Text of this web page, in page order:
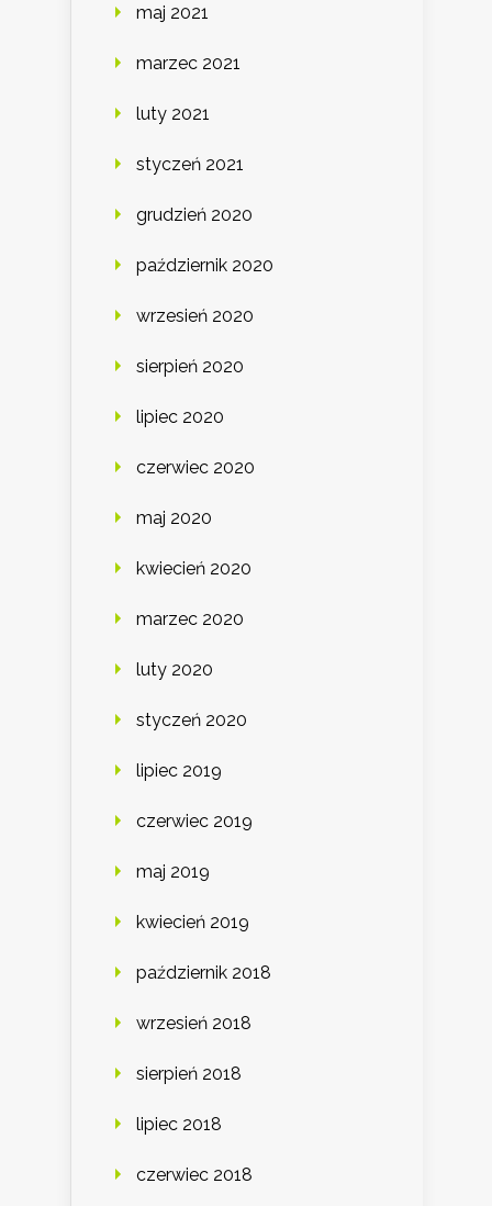
maj 2021
marzec 2021
luty 2021
styczeń 2021
grudzień 2020
październik 2020
wrzesień 2020
sierpień 2020
lipiec 2020
czerwiec 2020
maj 2020
kwiecień 2020
marzec 2020
luty 2020
styczeń 2020
lipiec 2019
czerwiec 2019
maj 2019
kwiecień 2019
październik 2018
wrzesień 2018
sierpień 2018
lipiec 2018
czerwiec 2018